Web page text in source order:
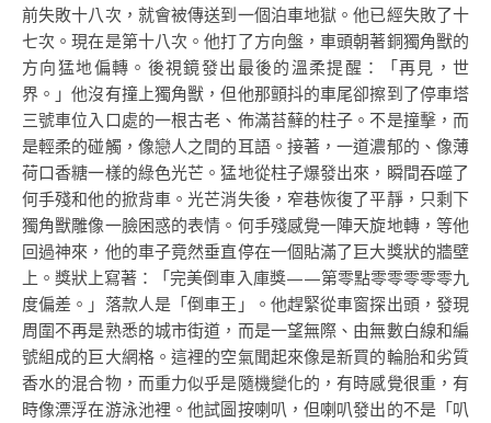
前失敗十八次，就會被傳送到一個泊車地獄。他已經失敗了十
七次。現在是第十八次。他打了方向盤，車頭朝著銅獨角獸的
方向猛地偏轉。後視鏡發出最後的溫柔提醒：「再見，世
界。」他沒有撞上獨角獸，但他那顫抖的車尾卻擦到了停車塔
三號車位入口處的一根古老、佈滿苔蘚的柱子。不是撞擊，而
是輕柔的碰觸，像戀人之間的耳語。接著，一道濃郁的、像薄
荷口香糖一樣的綠色光芒。猛地從柱子爆發出來，瞬間吞噬了
何手殘和他的掀背車。光芒消失後，窄巷恢復了平靜，只剩下
獨角獸雕像一臉困惑的表情。何手殘感覺一陣天旋地轉，等他
回過神來，他的車子竟然垂直停在一個貼滿了巨大獎狀的牆壁
上。獎狀上寫著：「完美倒車入庫獎——第零點零零零零零九
度偏差。」落款人是「倒車王」。他趕緊從車窗探出頭，發現
周圍不再是熟悉的城市街道，而是一望無際、由無數白線和編
號組成的巨大網格。這裡的空氣聞起來像是新買的輪胎和劣質
香水的混合物，而重力似乎是隨機變化的，有時感覺很重，有
時像漂浮在游泳池裡。他試圖按喇叭，但喇叭發出的不是「叭